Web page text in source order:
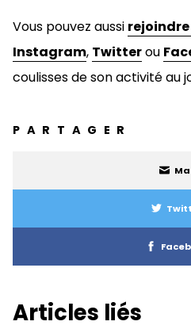
Vous pouvez aussi rejoindre
Instagram, Twitterou
coulisses de son activité au
PARTAGER
Articles liés